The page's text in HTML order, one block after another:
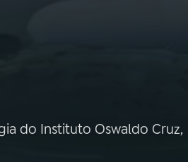
do Instituto Oswaldo Cruz,